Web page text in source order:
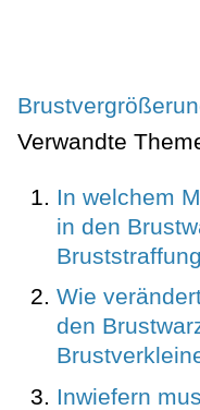
Verwandte
In welchem
in den
Wie
den
Inwiefern